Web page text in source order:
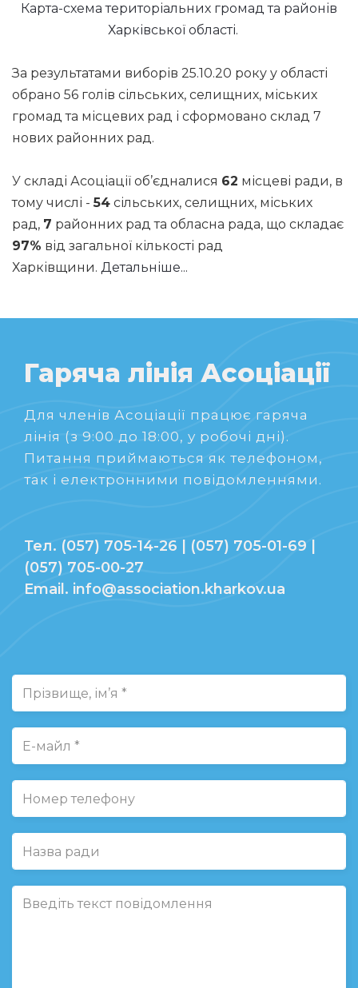
Карта-схема територіальних громад та районів
Харківської області.
За результатами виборів 25.10.20 року у області
обрано 56 голів сільських, селищних, міських
громад та місцевих рад і сформовано склад 7
нових районних рад.
У складі Асоціації об’єдналися 62 місцеві ради, в
тому числі -54 сільських, селищних, міських
рад, 7 районних рад та обласна рада, що складає
97% від загальної кількості рад
Харківщини. Детальніше...
Гаряча лінія Асоціації
Для членів Асоціації працює гаряча
лінія (з 9:00 до 18:00, у робочі дні).
Питання приймаються як телефоном,
так і електронними повідомленнями.
Тел. (057) 705-14-26 | (057) 705-01-69 |
(057) 705-00-27
Email. info@association.kharkov.ua